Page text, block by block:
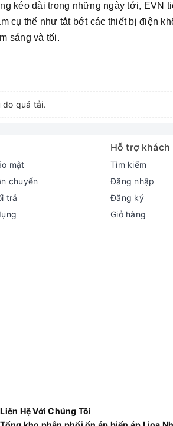
kéo dài trong những ngày tới, EVN
cụ thể như tắt bớt các thiết bị điện
sáng và tối.
do quá tải.
mật
chuyển
trả
Hỗ trợ khách
Tìm kiếm
Đăng nhập
Đăng ký
Giỏ hàng
Liên Hệ Với Chúng Tôi